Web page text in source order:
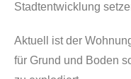
Stadtentwicklung
Aktuell ist der
für Grund und Boden